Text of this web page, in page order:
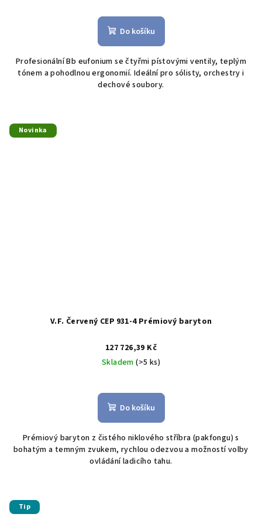
Do košíku
Profesionální Bb eufonium se čtyřmi pístovými ventily, teplým
tónem a pohodlnou ergonomií. Ideální pro sólisty, orchestry i
dechové soubory.
Novinka
V.F. Červený CEP 931‑4 Prémiový baryton
127 726,39 Kč
Skladem(>5 ks)
Do košíku
Prémiový baryton z čistého niklového stříbra (pakfongu) s
bohatým a temným zvukem, rychlou odezvou a možností volby
ovládání ladicího tahu.
Tip